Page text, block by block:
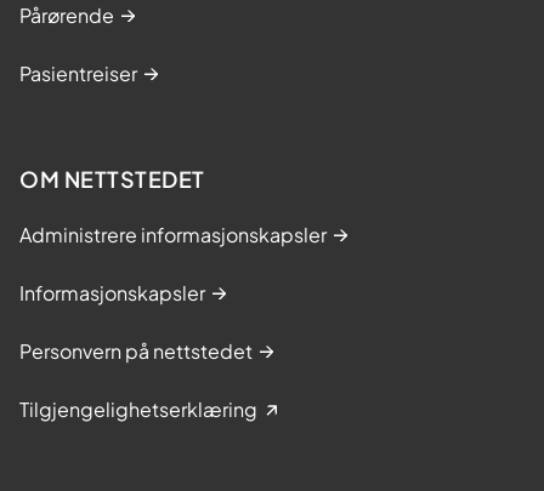
Pårørende
Pasientreiser
OM NETTSTEDET
Administrere informasjonskapsler
Informasjonskapsler
Personvern på nettstedet
Tilgjengelighetserklæring